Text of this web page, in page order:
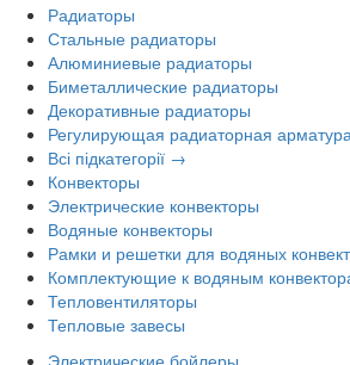
Радиаторы
Стальные радиаторы
Алюминиевые радиаторы
Биметаллические радиаторы
Декоративные радиаторы
Регулирующая радиаторная арматура
Всі підкатегорії →
Конвекторы
Электрические конвекторы
Водяные конвекторы
Рамки и решетки для водяных
Комплектующие к водяным
Тепловентиляторы
Тепловые завесы
Электрические бойлеры